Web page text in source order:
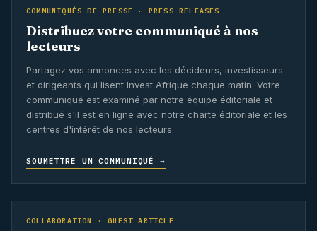
COMMUNIQUÉS DE PRESSE · PRESS RELEASES
Distribuez votre communiqué à nos
lecteurs
Partagez vos annonces avec les décideurs, investisseurs
et dirigeants qui lisent Invest Afrique chaque matin. Votre
communiqué est examiné par notre équipe éditoriale et
distribué s'il est en ligne avec notre charte éditoriale et les
centres d'intérêt de nos lecteurs.
SOUMETTRE UN COMMUNIQUÉ →
COLLABORATION · GUEST ARTICLE